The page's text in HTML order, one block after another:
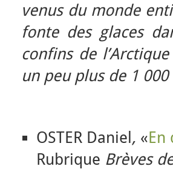
venus du monde
fonte des glaces
confins de
un peu plus de 1
OSTER Daniel , «En
Rubrique Brèves